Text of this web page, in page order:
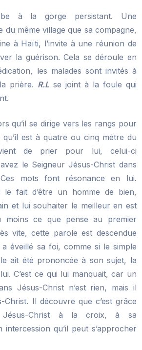
à la gorge persistant. Une
du même village que sa compagne,
à Haïti, l’invite à une réunion de
la guérison. Cela se déroule en
les malades sont invités à
prière. R.L se joint à la foule qui
qu’il se dirige vers les rangs pour
est à quatre ou cinq mètre du
de prier pour lui, celui-ci
le Seigneur Jésus-Christ dans
mots font résonance en lui.
le fait d’être un homme de bien,
et lui souhaiter le meilleur en est
moins ce que pense au premier
vite, cette parole est descendue
éveillé sa foi, comme si le simple
ait été prononcée à son sujet, la
C’est ce qui lui manquait, car un
Jésus-Christ n’est rien, mais il
Il découvre que c’est grâce
Christ à la croix, à sa
qu’il peut s’approcher